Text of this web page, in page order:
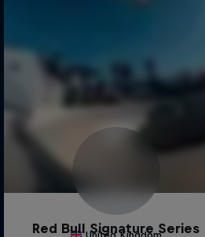
Red Bull Signature Series